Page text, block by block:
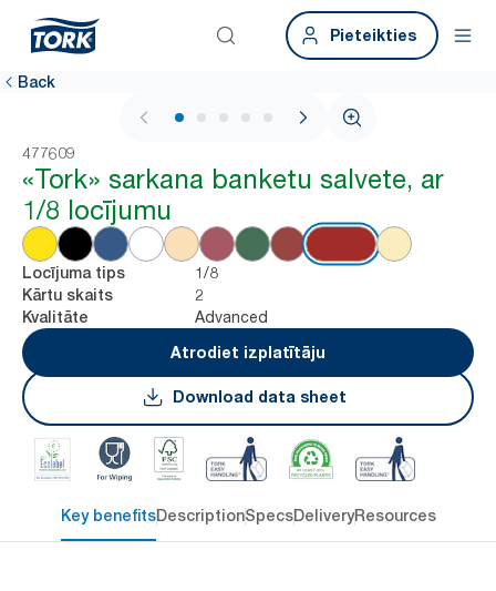
Pieteikties
Back
1 / 5
477609
«Tork» sarkana banketu salvete, ar
1/8 locījumu
Locījuma tips 1/8
Kārtu skaits 2
Kvalitāte
Advanced
Atrodiet izplatītāju
Download data sheet
Key benefitsDescriptionSpecsDeliveryResources